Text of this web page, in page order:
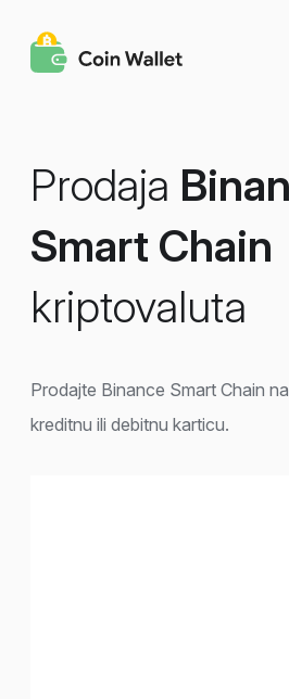
Prodaja
Smart Chain
kriptovaluta
Prodajte Binance Smart Chain
kreditnu ili debitnu karticu.